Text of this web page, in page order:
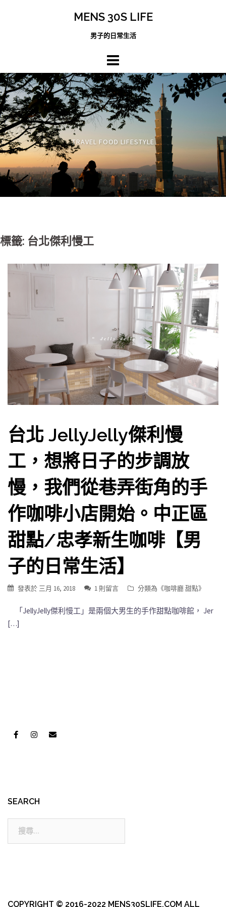
MENS 30S LIFE
男子的日常生活
TRAVEL FOOD LIFESTYLE
標籤: 台北傑利慢工
台北 JellyJelly傑利慢
工，想將日子的步調放
慢，我們從巷弄街角的手
作咖啡小店開始。中正區
甜點/忠孝新生咖啡【男
子的日常生活】
發表於 三月 16, 2018 1 則留言 分類為《咖啡廳 甜點》
「JellyJelly傑利慢工」是兩個大男生的手作甜點咖啡館， Jer
[…]
SEARCH
COPYRIGHT © 2016-2022 MENS30SLIFE.COM ALL